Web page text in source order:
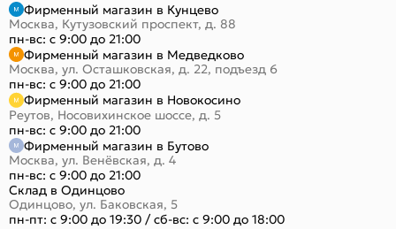
Фирменный магазин в Кунцево
Москва, Кутузовский проспект, д. 88
пн-вс: с 9:00 до 21:00
Фирменный магазин в Медведково
Москва, ул. Осташковская, д. 22, подъезд 6
пн-вс: с 9:00 до 21:00
Фирменный магазин в Новокосино
Реутов, Носовихинское шоссе, д. 5
пн-вс: с 9:00 до 21:00
Фирменный магазин в Бутово
Москва, ул. Венёвская, д. 4
пн-вс: с 9:00 до 21:00
Склад в Одинцово
Одинцово, ул. Баковская, 5
пн-пт: с 9:00 до 19:30 /сб-вс: с 9:00 до 18:00